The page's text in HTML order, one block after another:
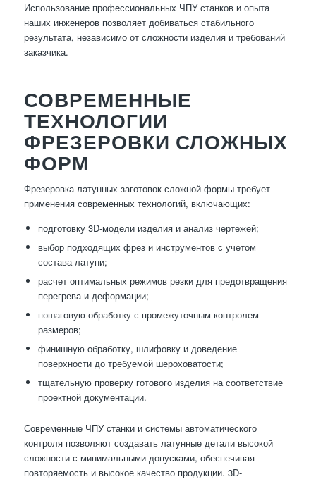
Использование профессиональных ЧПУ станков и опыта
наших инженеров позволяет добиваться стабильного
результата, независимо от сложности изделия и требований
заказчика.
СОВРЕМЕННЫЕ
ТЕХНОЛОГИИ
ФРЕЗЕРОВКИ СЛОЖНЫХ
ФОРМ
Фрезеровка латунных заготовок сложной формы требует
применения современных технологий, включающих:
подготовку 3D-модели изделия и анализ чертежей;
выбор подходящих фрез и инструментов с учетом
состава латуни;
расчет оптимальных режимов резки для предотвращения
перегрева и деформации;
пошаговую обработку с промежуточным контролем
размеров;
финишную обработку, шлифовку и доведение
поверхности до требуемой шероховатости;
тщательную проверку готового изделия на соответствие
проектной документации.
Современные ЧПУ станки и системы автоматического
контроля позволяют создавать латунные детали высокой
сложности с минимальными допусками, обеспечивая
повторяемость и высокое качество продукции. 3D-